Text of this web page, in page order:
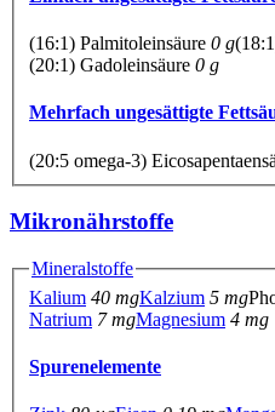
(16:1) Palmitoleinsäure 0 g
(20:1) Gadoleinsäure 0 g
Mehrfach ungesättigte
(20:5 omega-3)
Mikronährstoffe
Mineralstoffe
Kalium 40 mgKalzium 5 mg
Natrium 7 mgMagnesium 4 mg
Spurenelemente